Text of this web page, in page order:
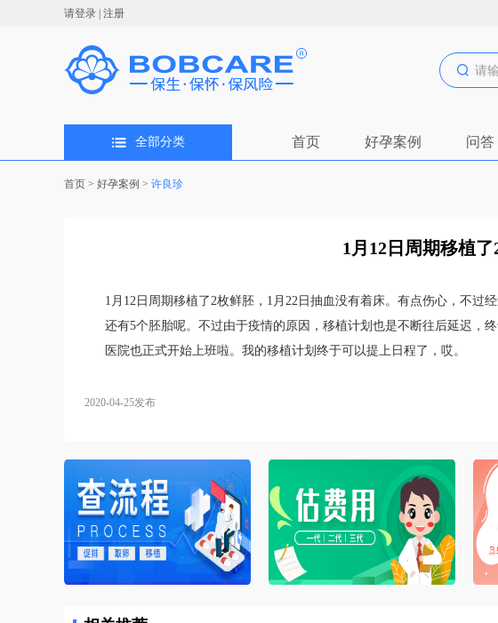
请登录 | 注册
全部分类 首页 好孕案例 问答
首页 > 好孕案例 > 许良珍
1月12日周期移植
1月12日周期移植了2枚鲜胚，1月22日抽血没有着床。有点伤心，不过
还有5个胚胎呢。不过由于疫情的原因，移植计划也是不断往后延迟，
医院也正式开始上班啦。我的移植计划终于可以提上日程了，哎。
2020-04-25发布